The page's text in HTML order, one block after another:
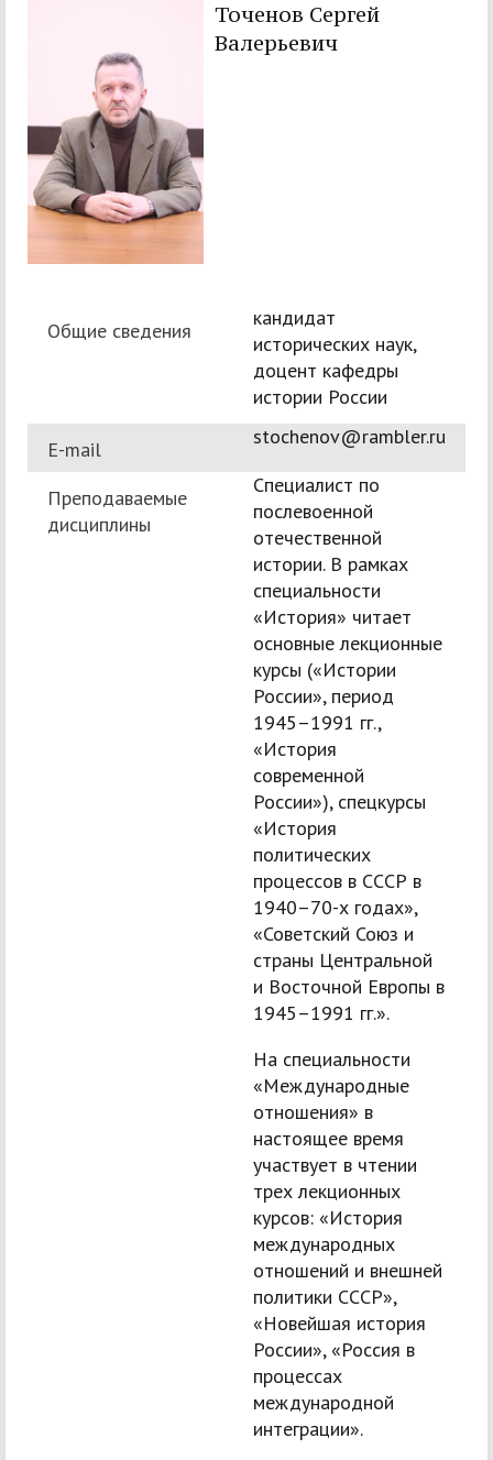
Точенов Сергей
Валерьевич
Общие сведения
кандидат
исторических наук,
доцент кафедры
истории России
E-mail
stochenov@rambler.ru
Преподаваемые
дисциплины
Специалист по
послевоенной
отечественной
истории. В рамках
специальности
«История» читает
основные лекционные
курсы («Истории
России», период
1945–1991 гг.,
«История
современной
России»), спецкурсы
«История
политических
процессов в СССР в
1940–70-х годах»,
«Советский Союз и
страны Центральной
и Восточной Европы в
1945–1991 гг.».
На специальности
«Международные
отношения» в
настоящее время
участвует в чтении
трех лекционных
курсов: «История
международных
отношений и внешней
политики СССР»,
«Новейшая история
России», «Россия в
процессах
международной
интеграции».